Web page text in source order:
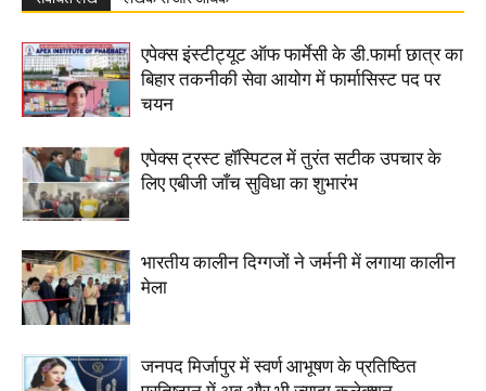
एपेक्स इंस्टीट्यूट ऑफ फार्मेसी के डी.फार्मा छात्र का
बिहार तकनीकी सेवा आयोग में फार्मासिस्ट पद पर
चयन
एपेक्स ट्रस्ट हॉस्पिटल में तुरंत सटीक उपचार के
लिए एबीजी जाँच सुविधा का शुभारंभ
भारतीय कालीन दिग्गजों ने जर्मनी में लगाया कालीन
मेला
जनपद मिर्जापुर में स्वर्ण आभूषण के प्रतिष्ठित